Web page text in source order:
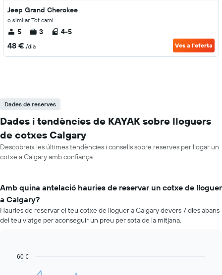
Jeep Grand Cherokee
o similar Tot camí
5 3 4-5
48 € /dia Ves a l'oferta
Dades de reserves
Dades i tendències de KAYAK sobre lloguers
de cotxes Calgary
Descobreix les últimes tendències i consells sobre reserves per llogar un
cotxe a Calgary amb confiança.
Amb quina antelació hauries de reservar un cotxe de lloguer
a Calgary?
Hauries de reservar el teu cotxe de lloguer a Calgary devers 7 dies abans
del teu viatge per aconseguir un preu per sota de la mitjana.
Line
Chart
60 €